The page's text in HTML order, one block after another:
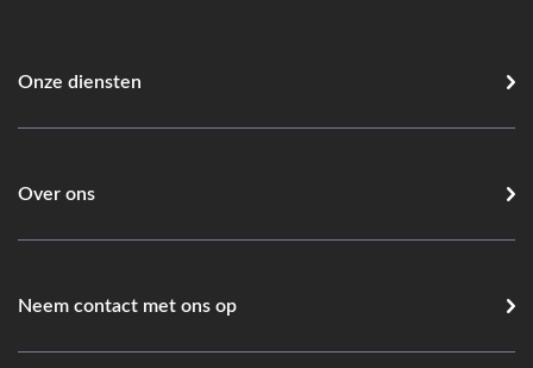
Onze diensten
Over ons
Neem contact met ons op